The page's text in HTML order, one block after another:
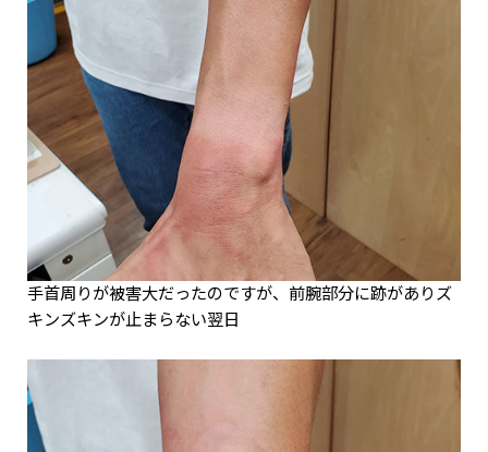
手首周りが被害大だったのですが、前腕部分に跡がありズ
キンズキンが止まらない翌日